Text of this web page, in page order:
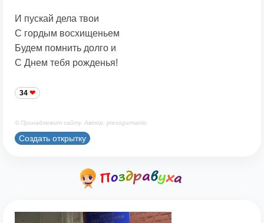
И пускай дела твои
С гордым восхищеньем
Будем помнить долго и
С Днем тебя рожденья!
34
© Принадлежит сайту. Автор: pressgurmanio
Создать открытку